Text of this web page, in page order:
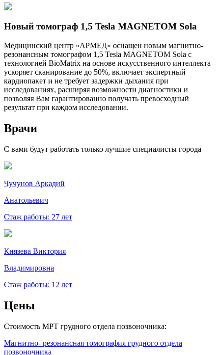
Новый томограф 1,5 Tesla MAGNETOM Sola
Медицинский центр «АРМЕД» оснащен новым магнитно-
резонансным томографом 1,5 Tesla MAGNETOM Sola с
технологией BioMatrix на основе искусственного интеллекта
ускоряет сканирование до 50%, включает экспертный
кардиопакет и не требует задержки дыхания при
исследованиях, расширяя возможности диагностики и
позволяя Вам гарантированно получать превосходный
результат при каждом исследовании.
Врачи
С вами будут работать только лучшие специалисты города
Чучунов Аркадий
Анатольевич
Стаж работы: 27 лет
Князева Виктория
Владимировна
Стаж работы: 12 лет
Цены
Стоимость МРТ грудного отдела позвоночника:
Магнитно- резонансная томография грудного отдела
позвоночника